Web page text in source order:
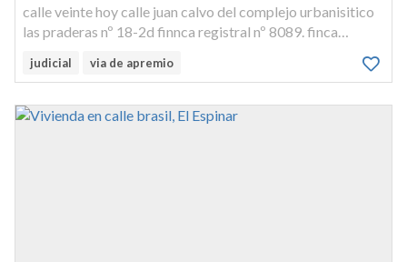
calle veinte hoy calle juan calvo del complejo urbanisitico
las praderas nº 18-2d finnca registral nº 8089. finca
judicial via de apremio